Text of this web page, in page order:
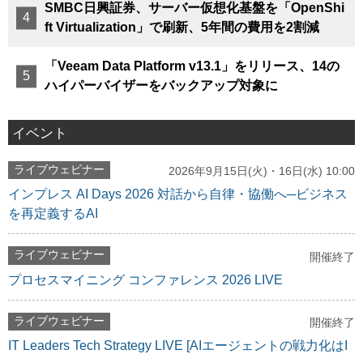
SMBC日興証券、サーバー仮想化基盤を「OpenShi
ft Virtualization」で刷新、5年間の費用を2割減
「Veeam Data Platform v13.1」をリリース、14の
ハイパーバイザーをバックアップ対象に
イベント
ライブウェビナー 2026年9月15日(火)・16日(水) 10:00
インプレス AI Days 2026 対話から自律・協働へ─ビジネス
を再定義するAI
ライブウェビナー 開催終了
プロセスマイニング コンファレンス 2026 LIVE
ライブウェビナー 開催終了
IT Leaders Tech Strategy LIVE [AIエージェントの戦力化はI